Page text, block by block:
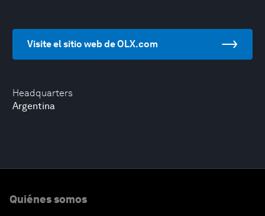
Headquarters
Argentina
Visite el sitio web de OLX.com
Quiénes somos